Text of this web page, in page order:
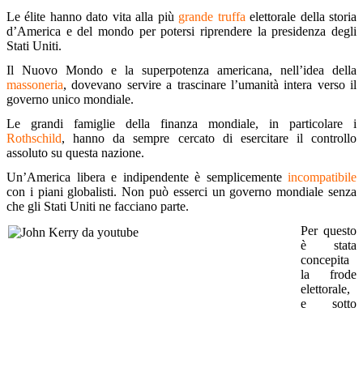
Le élite hanno dato vita alla più grande truffa elettorale della storia
d’America e del mondo per potersi riprendere la presidenza degli
Stati Uniti.
Il Nuovo Mondo e la superpotenza americana, nell’idea della
massoneria, dovevano servire a trascinare l’umanità intera verso il
governo unico mondiale.
Le grandi famiglie della finanza mondiale, in particolare i
Rothschild, hanno da sempre cercato di esercitare il controllo
assoluto su questa nazione.
Un’America libera e indipendente è semplicemente incompatibile
con i piani globalisti. Non può esserci un governo mondiale senza
che gli Stati Uniti ne facciano parte.
Per questo
è stata
concepita
la frode
elettorale,
e sotto